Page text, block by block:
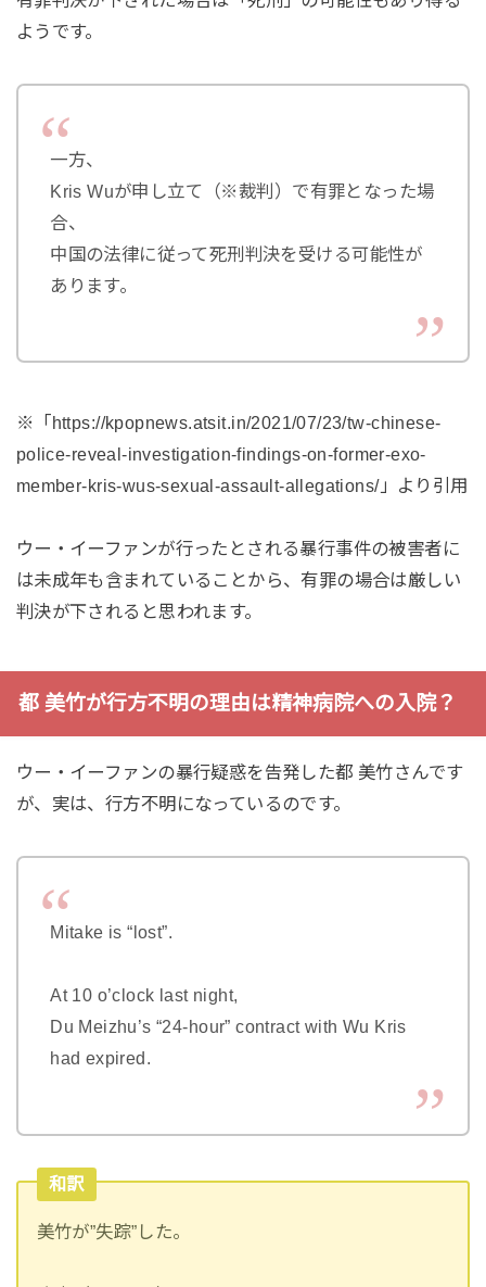
ようです。
一方、
Kris Wuが申し立て（※裁判）で有罪となった場
合、
中国の法律に従って死刑判決を受ける可能性が
あります。
※「https://kpopnews.atsit.in/2021/07/23/tw-chinese-
police-reveal-investigation-findings-on-former-exo-
member-kris-wus-sexual-assault-allegations/」より引用
ウー・イーファンが行ったとされる暴行事件の被害者に
は未成年も含まれていることから、有罪の場合は厳しい
判決が下されると思われます。
都 美竹が行方不明の理由は精神病院への入院？
ウー・イーファンの暴行疑惑を告発した都 美竹さんです
が、実は、行方不明になっているのです。
Mitake is “lost”.
At 10 o’clock last night,
Du Meizhu’s “24-hour” contract with Wu Kris
had expired.
和訳
美竹が”失踪”した。